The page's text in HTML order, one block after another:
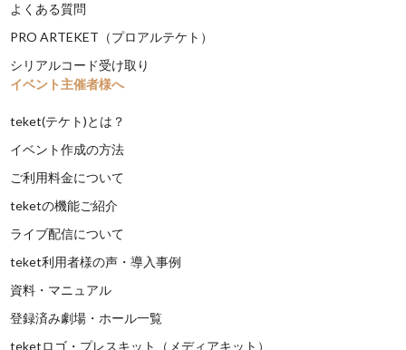
よくある質問
PRO ARTEKET（プロアルテケト）
シリアルコード受け取り
イベント主催者様へ
teket(テケト)とは？
イベント作成の方法
ご利用料金について
teketの機能ご紹介
ライブ配信について
teket利用者様の声・導入事例
資料・マニュアル
登録済み劇場・ホール一覧
teketロゴ・プレスキット（メディアキット）